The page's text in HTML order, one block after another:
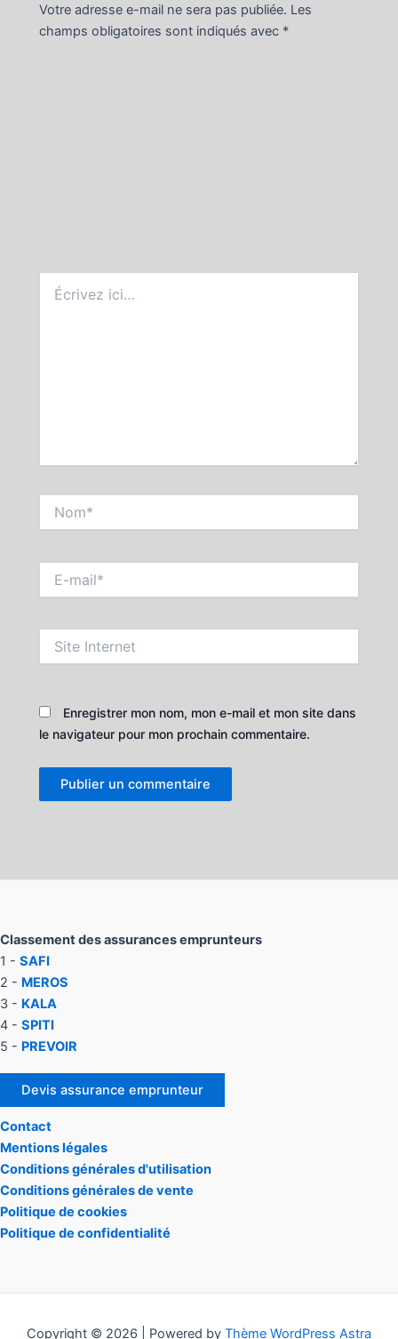
Votre adresse e-mail ne sera pas publiée. Les
champs obligatoires sont indiqués avec *
ici…
mail*
Internet
Enregistrer mon nom, mon e-mail et mon site dans
le navigateur pour mon prochain commentaire.
Classement des assurances emprunteurs
1 - SAFI
2 - MEROS
3 - KALA
4 - SPITI
5 - PREVOIR
Devis assurance emprunteur
Contact
Mentions légales
Conditions générales d'utilisation
Conditions générales de vente
Politique de cookies
Politique de confidentialité
Copyright © 2026 | Powered by Thème WordPress Astra